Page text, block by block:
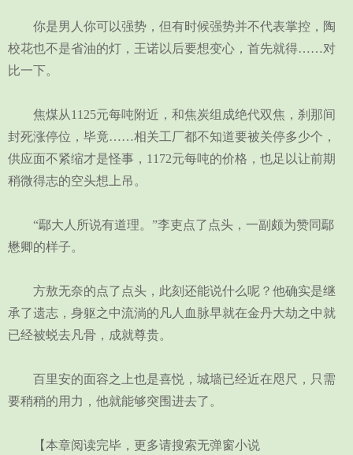
你是男人你可以强势，但有时候强势并不代表掌控，陶
校花也不是省油的灯，王诺以后要想变心，首先就得……对
比一下。
焦煤从1125元每吨附近，和焦炭组成绝代双焦，刹那间
封死涨停位，毕竟……相关工厂都不知道要被关停多少个，
供应面不紧缩才是怪事，1172元每吨的价格，也足以让前期
稍微得志的空头想上吊。
“鄢大人所说有道理。”李吏点了点头，一副颇为赞同鄢
懋卿的样子。
方敖无奈的点了点头，此刻还能说什么呢？他确实是继
承了遗志，身躯之中流淌的凡人血脉早就在金丹大劫之中就
已经被蜕去凡骨，成就尊贵。
百里安的面容之上也是喜悦，城墙已经近在咫尺，只需
要稍稍的用力，他就能够突围进去了。
【本章阅读完毕，更多请搜索无弹窗小说